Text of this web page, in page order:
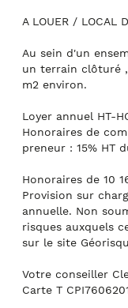
A LOUER / LOCAL
Au sein d'un
un terrain clôturé
m2 environ.
Loyer annuel HT-
Honoraires de
preneur : 15% HT
Honoraires de 10
Provision sur
annuelle. Non
risques auxquels
sur le site
Votre conseiller
Carte T